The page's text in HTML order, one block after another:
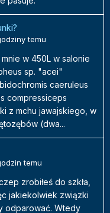
temu
w 450L w salonie
sp. "acei"
caeruleus
compressiceps
z mchu jawajskiego, w
(dwa...
temu
zrobiłeś do szkła,
jakiekolwiek związki
odparować. Wtedy